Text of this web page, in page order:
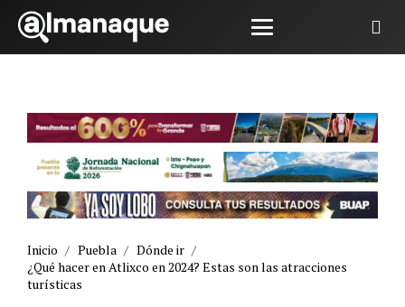
Inicio / Puebla / Dónde ir /
¿Qué hacer en Atlixco en 2024? Estas son las atracciones
turísticas